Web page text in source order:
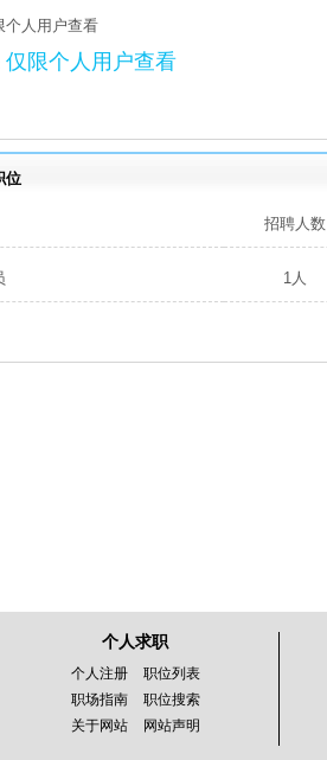
个人用户查看
仅限个人用户查看
位
招聘人数
1人
个人求职
个人注册
职位列表
职场指南
职位搜索
关于网站
网站声明